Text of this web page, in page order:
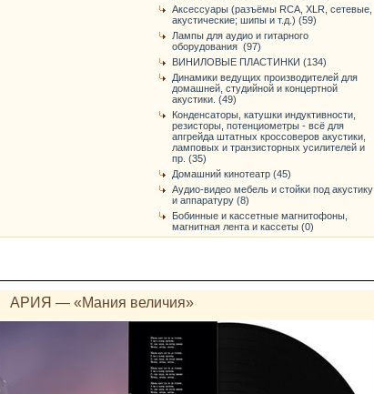
Аксессуары (разъёмы RCA, XLR, сетевые,
акустические; шипы и т.д.) (59)
Лампы для аудио и гитарного
оборудования (97)
ВИНИЛОВЫЕ ПЛАСТИНКИ (134)
Динамики ведущих производителей для
домашней, студийной и концертной
акустики. (49)
Конденсаторы, катушки индуктивности,
резисторы, потенциометры - всё для
апгрейда штатных кроссоверов акустики,
ламповых и транзисторных усилителей и
пр. (35)
Домашний кинотеатр (45)
Аудио-видео мебель и стойки под акустику
и аппаратуру (8)
Бобинные и кассетные магнитофоны,
магнитная лента и кассеты (0)
АРИЯ — «Мания величия»